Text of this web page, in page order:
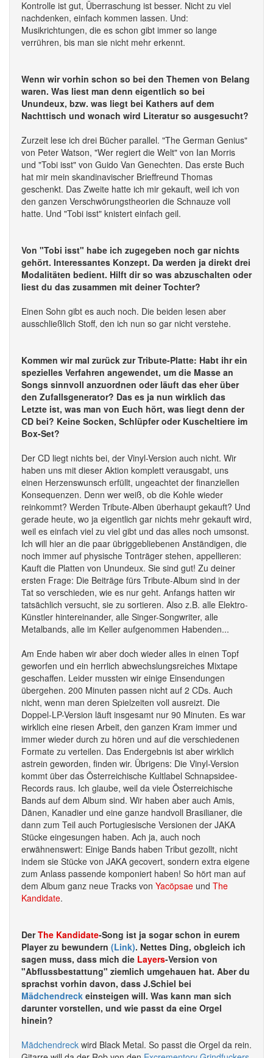
Kontrolle ist gut, Überraschung ist besser. Nicht zu viel
nachdenken, einfach kommen lassen. Und:
Musikrichtungen, die es schon gibt immer so lange
verrühren, bis man sie nicht mehr erkennt.
Wenn wir vorhin schon so bei den Themen von Belang
waren. Was liest man denn eigentlich so bei
Unundeux, bzw. was liegt bei Kathers auf dem
Nachttisch und wonach wird Literatur so ausgesucht?
Zurzeit lese ich drei Bücher parallel. "The German Genius"
von Peter Watson, "Wer regiert die Welt" von Ian Morris
und "Tobi isst" von Guido Van Genechten. Das erste Buch
hat mir mein skandinavischer Brieffreund Thomas
geschenkt. Das Zweite hatte ich mir gekauft, weil ich von
den ganzen Verschwörungstheorien die Schnauze voll
hatte. Und "Tobi isst" knistert einfach geil.
Von "Tobi isst" habe ich zugegeben noch gar nichts
gehört. Interessantes Konzept. Da werden ja direkt drei
Modalitäten bedient. Hilft dir so was abzuschalten oder
liest du das zusammen mit deiner Tochter?
Einen Sohn gibt es auch noch. Die beiden lesen aber
ausschließlich Stoff, den ich nun so gar nicht verstehe.
Kommen wir mal zurück zur Tribute-Platte: Habt ihr ein
spezielles Verfahren angewendet, um die Masse an
Songs sinnvoll anzuordnen oder läuft das eher über
den Zufallsgenerator? Das es ja nun wirklich das
Letzte ist, was man von Euch hört, was liegt denn der
CD bei? Keine Socken, Schlüpfer oder Kuscheltiere im
Box-Set?
Der CD liegt nichts bei, der Vinyl-Version auch nicht. Wir
haben uns mit dieser Aktion komplett verausgabt, uns
einen Herzenswunsch erfüllt, ungeachtet der finanziellen
Konsequenzen. Denn wer weiß, ob die Kohle wieder
reinkommt? Werden Tribute-Alben überhaupt gekauft? Und
gerade heute, wo ja eigentlich gar nichts mehr gekauft wird,
weil es einfach viel zu viel gibt und das alles noch umsonst.
Ich will hier an die paar übriggebliebenen Anständigen, die
noch immer auf physische Tonträger stehen, appellieren:
Kauft die Platten von Unundeux. Sie sind gut! Zu deiner
ersten Frage: Die Beiträge fürs Tribute-Album sind in der
Tat so verschieden, wie es nur geht. Anfangs hatten wir
tatsächlich versucht, sie zu sortieren. Also z.B. alle Elektro-
Künstler hintereinander, alle Singer-Songwriter, alle
Metalbands, alle im Keller aufgenommen Habenden...
Am Ende haben wir aber doch wieder alles in einen Topf
geworfen und ein herrlich abwechslungsreiches Mixtape
geschaffen. Leider mussten wir einige Einsendungen
übergehen. 200 Minuten passen nicht auf 2 CDs. Auch
nicht, wenn man deren Spielzeiten voll ausreizt. Die
Doppel-LP-Version läuft insgesamt nur 90 Minuten. Es war
wirklich eine riesen Arbeit, den ganzen Kram immer und
immer wieder durch zu hören und auf die verschiedenen
Formate zu verteilen. Das Endergebnis ist aber wirklich
astrein geworden, finden wir. Übrigens: Die Vinyl-Version
kommt über das Österreichische Kultlabel Schnapsidee-
Records raus. Ich glaube, weil da viele Österreichische
Bands auf dem Album sind. Wir haben aber auch Amis,
Dänen, Kanadier und eine ganze handvoll Brasilianer, die
dann zum Teil auch Portugiesische Versionen der JAKA
Stücke eingesungen haben. Ach ja, auch noch
erwähnenswert: Einige Bands haben Tribut gezollt, nicht
indem sie Stücke von JAKA gecovert, sondern extra eigene
zum Anlass passende komponiert haben! So hört man auf
dem Album ganz neue Tracks von Yacöpsae und The
Kandidate.
DerThe Kandidate-Song ist ja sogar schon in eurem
Player zu bewundern (Link). Nettes Ding, obgleich ich
sagen muss, dass mich die Layers-Version von
"Abflussbestattung" ziemlich umgehauen hat. Aber du
sprachst vorhin davon, dass J.Schiel bei
Mädchendreck einsteigen will. Was kann man sich
darunter vorstellen, und wie passt da eine Orgel
hinein?
Mädchendreck wird Black Metal. So passt die Orgel da rein.